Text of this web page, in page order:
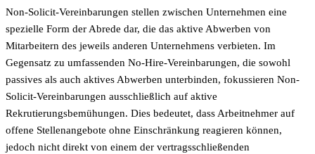
Non-Solicit-Vereinbarungen stellen zwischen Unternehmen eine
spezielle Form der Abrede dar, die das aktive Abwerben von
Mitarbeitern des jeweils anderen Unternehmens verbieten. Im
Gegensatz zu umfassenden No-Hire-Vereinbarungen, die sowohl
passives als auch aktives Abwerben unterbinden, fokussieren Non-
Solicit-Vereinbarungen ausschließlich auf aktive
Rekrutierungsbemühungen. Dies bedeutet, dass Arbeitnehmer auf
offene Stellenangebote ohne Einschränkung reagieren können,
jedoch nicht direkt von einem der vertragsschließenden